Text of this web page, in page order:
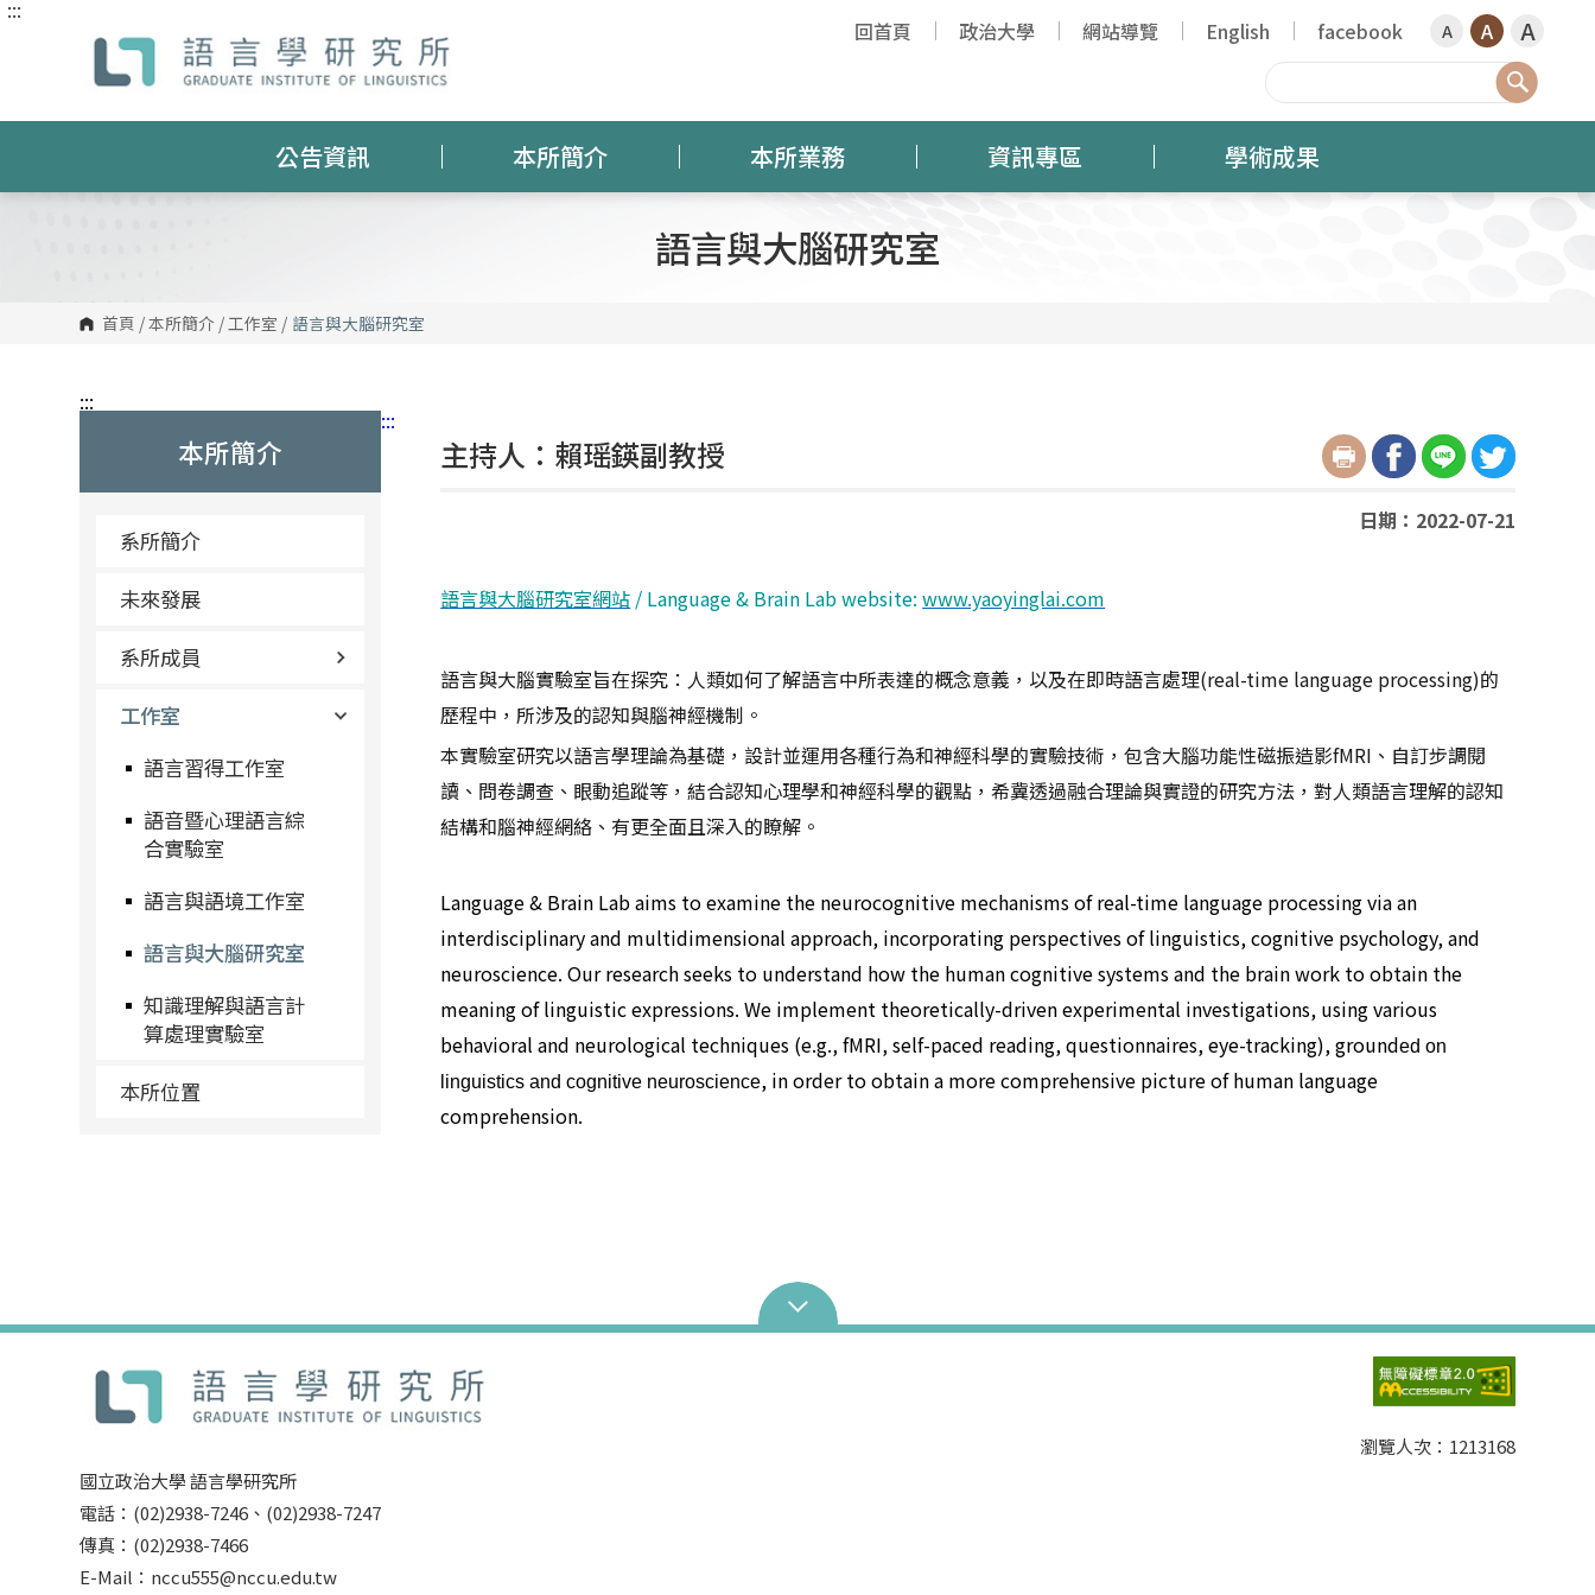
跳
區
:::
回首頁 政治大學 網站導覽 English facebook A A A
公告資訊 本所簡介 本所業務 資訊專區 學術成果
語言與大腦研究室
首頁 /本所簡介 /工作室 / 語言與大腦研究室
:::
本所簡介
系所簡介
未來發展
系所成員
工作室
語言習得工作室
語音暨心理語言綜
合實驗室
語言與語境工作室
語言與大腦研究室
知識理解與語言計
算處理實驗室
本所位置
:::
主持人：賴瑶鍈副教授
日期：2022-07-21
語言與大腦研究室網站 / Language & Brain Lab website: www.yaoyinglai.com
語言與大腦實驗室旨在探究：人類如何了解語言中所表達的概念意義，以及在即時語言處理(real-time language processing)的
歷程中，所涉及的認知與腦神經機制。
本實驗室研究以語言學理論為基礎，設計並運用各種行為和神經科學的實驗技術，包含大腦功能性磁振造影fMRI 、自訂步調閱
讀、問卷調查、眼動追蹤等，結合認知心理學和神經科學的觀點，希冀透過融合理論與實證的研究方法，對人類語言理解的認知
結構和腦神經網絡、有更全面且深入的瞭解。
Language & Brain Labaims to examine the neurocognitive mechanisms of real-time language processing via an
interdisciplinary and multidimensional approach, incorporating perspectives of linguistics, cognitive psychology, and
neuroscience. Our research seeks to understand how the human cognitive systems and the brain work to obtain the
meaning of linguistic expressions. We implement theoretically-driven experimental investigations, using various
behavioral and neurological techniques (e.g., fMRI, self-paced reading, questionnaires, eye-tracking), grounded on
linguistics and cognitive neuroscience, in order to obtain a more comprehensive picture of human language
comprehension.
國立政治大學 語言學研究所
電話：(02)2938-7246、(02)2938-7247
傳真：(02)2938-7466
E-Mail：nccu555@nccu.edu.tw
瀏覽人次： 1213168